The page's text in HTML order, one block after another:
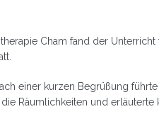
Cham fand der
einer kurzen Begrüßung führte
Räumlichkeiten und erläuterte